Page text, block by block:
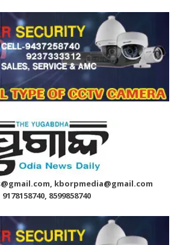
kborpmedia@gmail.com
9178158740, 8599858740